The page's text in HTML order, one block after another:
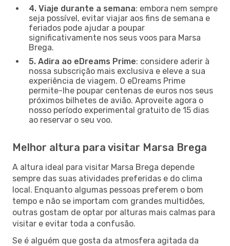
4. Viaje durante a semana: embora nem sempre
seja possível, evitar viajar aos fins de semana e
feriados pode ajudar a poupar
significativamente nos seus voos para Marsa
Brega.
5. Adira ao eDreams Prime: considere aderir à
nossa subscrição mais exclusiva e eleve a sua
experiência de viagem. O eDreams Prime
permite-lhe poupar centenas de euros nos seus
próximos bilhetes de avião. Aproveite agora o
nosso período experimental gratuito de 15 dias
ao reservar o seu voo.
Melhor altura para visitar Marsa Brega
A altura ideal para visitar Marsa Brega depende
sempre das suas atividades preferidas e do clima
local. Enquanto algumas pessoas preferem o bom
tempo e não se importam com grandes multidões,
outras gostam de optar por alturas mais calmas para
visitar e evitar toda a confusão.
Se é alguém que gosta da atmosfera agitada da